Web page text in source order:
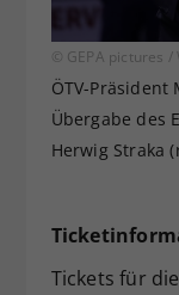
© GEPA pictures /
ÖTV-
Übergabe des
Herwig Straka
Tickets für